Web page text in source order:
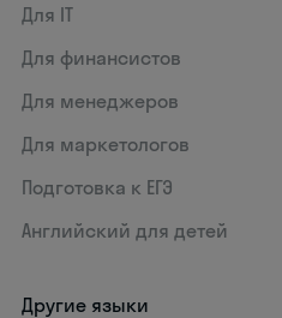
Для IT
Для финансистов
Для менеджеров
Для маркетологов
Подготовка к ЕГЭ
Английский для детей
Другие языки